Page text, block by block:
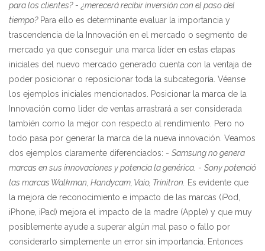
para los clientes?-¿merecerá recibir inversión con el paso del
tiempo?Para ello es determinante evaluar la importancia y
trascendencia de la Innovación en el mercado o segmento de
mercado ya que conseguir una marca líder en estas etapas
iniciales del nuevo mercado generado cuenta con la ventaja de
poder posicionar o reposicionar toda la subcategoría. Véanse
los ejemplos iniciales mencionados. Posicionar la marca de la
Innovación como líder de ventas arrastrará a ser considerada
también como la mejor con respecto al rendimiento. Pero no
todo pasa por generar la marca de la nueva innovación. Veamos
dos ejemplos claramente diferenciados: - Samsung no genera
marcas en sus innovaciones y potencia la genérica. - Sony potenció
las marcas Walkman, Handycam, Vaio, Trinitron. Es evidente que
la mejora de reconocimiento e impacto de las marcas (iPod,
iPhone, iPad) mejora el impacto de la madre (Apple) y que muy
posiblemente ayude a superar algún mal paso o fallo por
considerarlo simplemente un error sin importancia. Entonces